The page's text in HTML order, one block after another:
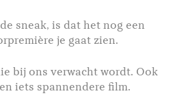
sneak, is dat het nog een
je gaat zien.
bij ons verwacht wordt. Ook
iets spannendere film.